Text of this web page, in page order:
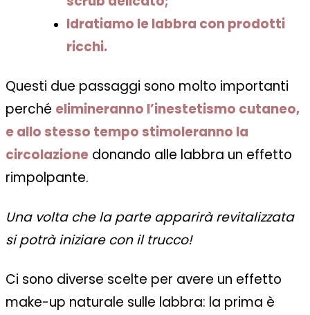
Idratiamo le labbra con prodotti
ricchi.
Questi due passaggi sono molto importanti
perché elimineranno l’inestetismo cutaneo,
e allo stesso tempo stimoleranno la
circolazione donando alle labbra un effetto
rimpolpante.
Una volta che la parte apparirà revitalizzata
si potrà iniziare con il trucco!
Ci sono diverse scelte per avere un effetto
make-up naturale sulle labbra: la prima è